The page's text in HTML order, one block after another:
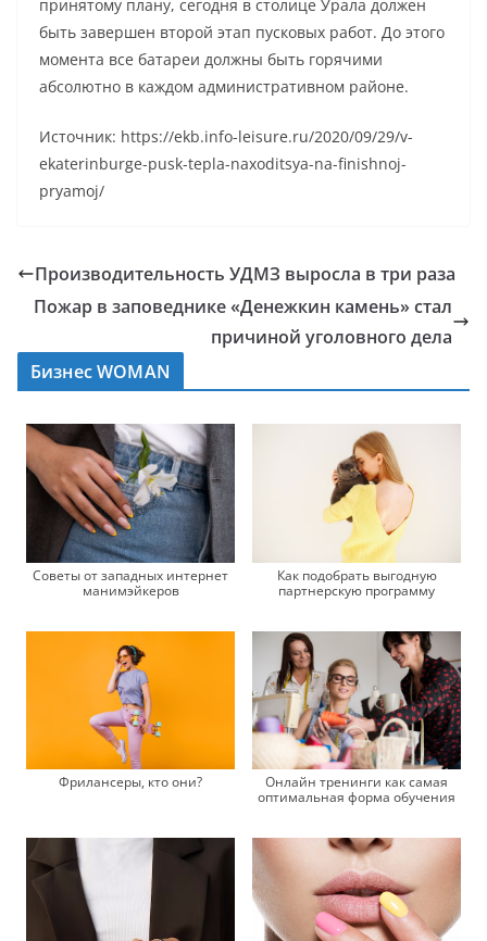
принятому плану, сегодня в столице Урала должен
быть завершен второй этап пусковых работ. До этого
момента все батареи должны быть горячими
абсолютно в каждом административном районе.
Источник: https://ekb.info-leisure.ru/2020/09/29/v-
ekaterinburge-pusk-tepla-naxoditsya-na-finishnoj-
pryamoj/
Производительность УДМЗ выросла в три раза
Пожар в заповеднике «Денежкин камень» стал
причиной уголовного дела
Бизнес WOMAN
Советы от западных интернет
манимэйкеров
Как подобрать выгодную
партнерскую программу
Фрилансеры, кто они?
Онлайн тренинги как самая
оптимальная форма обучения